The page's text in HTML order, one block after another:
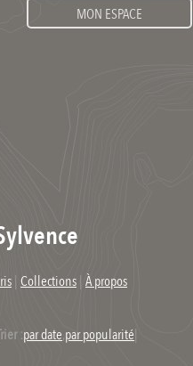
MON ESPACE
| Collections| À propos
:par date,par popularité|